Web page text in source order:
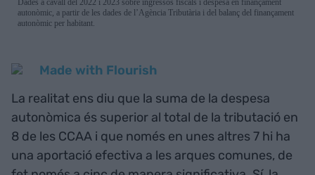
La realitat ens diu que la suma de la despesa
autonòmica és superior al total de la tributació en
8 de les CCAA i que només en unes altres 7 hi ha
una aportació efectiva a les arques comunes, de